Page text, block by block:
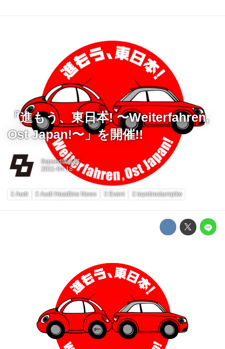
「進もう、東日本! 〜Weiterfahren,
Ost Japan!〜」を開催!!
8speed編集部
Audi Audi Headline News Event toyotiresturnpike